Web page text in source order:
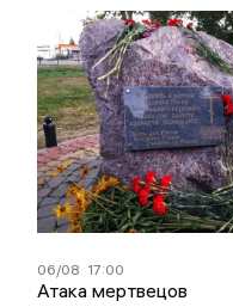
06/08 17:00
Атака мертвецов